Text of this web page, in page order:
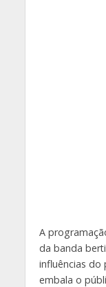
A
da banda
influências do
embala o